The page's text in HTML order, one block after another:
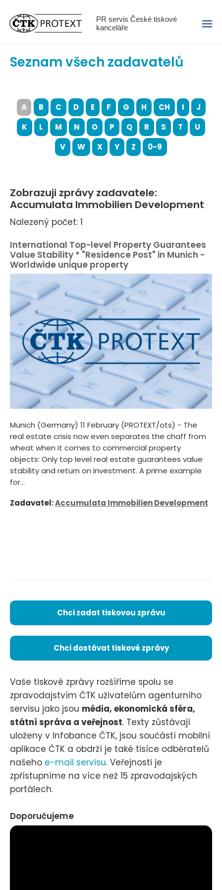
PR servis České tiskové
kanceláře
Menu
Seznam všech zadavatelů
A B C D E F G H CH I
J
K
L M N O P Q R S T
U
V
W X Y Z 0-9
Zobrazuji zprávy zadavatele:
Accumulata Immobilien Development
Nalezený počet: 1
International Top-level Property Guarantees
Value Stability * "Residence Post" in Munich -
Worldwide unique property
Munich (Germany) 11 February (PROTEXT/ots) - The
real estate crisis now even separates the chaff from
wheat when it comes to commercial property
objects: Only top level real estate guarantees value
stability and return on investment. A prime example
for...
Zadavatel:Accumulata Immobilien Development
Chci zadat tiskovou zprávu
Chci dostávat tiskové zprávy
Vaše tiskové zprávy rozšíříme spolu se
zpravodajstvím ČTK uživatelům agenturního
servisu jako jsou média, ekonomická sféra,
státní správa a veřejnost. Texty zůstávají
uloženy v Infobance ČTK, jsou součástí mobilní
aplikace ČTK a obdrží je také tisíce odběratelů
našeho e-mail servisu. Veřejnosti je
zpřístupníme na více než 15 zpravodajských
portálech.
Doporučujeme